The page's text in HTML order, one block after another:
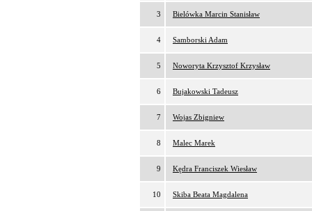
3 Bielówka Marcin Stanisław
4 Samborski Adam
5 Noworyta Krzysztof Krzysław
6 Bujakowski Tadeusz
7 Wojas Zbigniew
8 Malec Marek
9 Kędra Franciszek Wiesław
10 Skiba Beata Magdalena